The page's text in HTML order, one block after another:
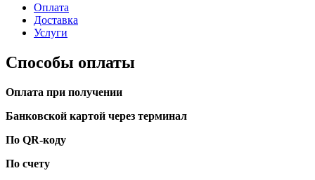
Оплата
Доставка
Услуги
Способы оплаты
Оплата при получении
Банковской картой через терминал
По QR-коду
По счету